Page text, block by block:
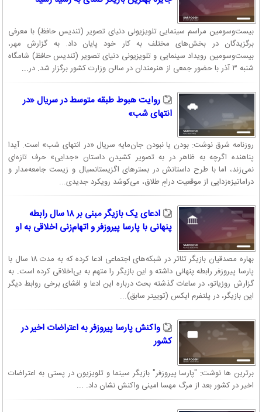
بیست‌وسومین مراسم سینمایی تلویزیونی دنیای تصویر (تندیس حافظ) با معرفی
برگزیدگان در بخش‌های مختلف به کار خود پایان داد. به گزارش مهر،
بیست‌وسومین رویداد سینمایی و تلویزیونی دنیای تصویر (تندیس حافظ) شامگاه
شنبه ۳ آذر با حضور جمعی از هنرمندان در سالن وزارت کشور برگزار شد. در...
روایت هبوط طبقه متوسط در سریال «در
انتهای شب»
روزنامه شرق نوشت: بودن یا نبودن جان‌مایه سریال «در انتهای شب» است. آیدا
پناهنده اگرچه به ظاهر در به تصویر کشیدن داستان «جدایی» حرف تازه‌ای
نمی‌زند، اما با طرح داستانش در بسترهای اگزیستانسیال و زیست جامعه‌مدار و
دراماتیزه‌زدایی از موقعیت درامِ طلاق، می‌کوشد رویکرد جدیدی...
ادعای یک بازیگر مبنی بر ۱۸ سال رابطه
پنهانی با پارسا پیروزفر و اتهام‌زنی اخلاقی به او
بهاره مصدقیان بازیگر تئاتر در شبکه‌های اجتماعی ادعا کرده که به مدت ۱۸ سال با
پارسا پیروزفر رابطه پنهانی داشته و این بازیگر را متهم به بی‌اخلاقی کرده است. به
گزارش روزیاتو، در ساعات گذشته بحث درباره این ادعا و افشای برخی روابط دیگر
این بازیگر، در پلتفرم ایکس (توییتر سابق)...
واکنش پارسا پیروزفر به اعتراضات اخیر در
کشور
برترین ها نوشت: "پارسا پیروزفر" بازیگر سینما و تلویزیون در پستی به اعتراضات
اخیر در کشور بعد از مرگ مهسا امینی واکنش نشان داد. ...